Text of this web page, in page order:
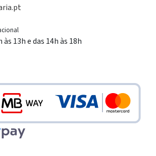
13h e das 14h às 18h